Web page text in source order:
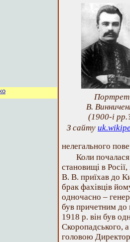
Портрет
В.
(1900-і
З сайту
нелегального
Коли
становищі в
В. В. приїхав до
брак фахівців
одночасно –
був причетним до
1918 р. він був
Скоропадського,
головою